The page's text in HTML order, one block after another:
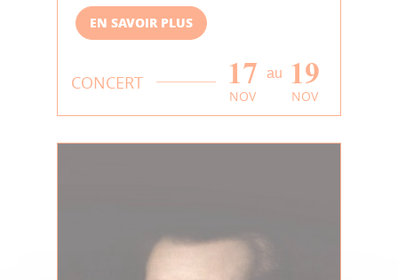
EN SAVOIR PLUS
CONCERT 17
NOV
au 19
NOV